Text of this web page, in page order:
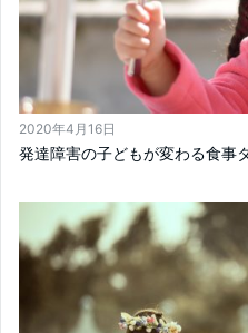
2020年4月16日
発達障害の子どもが変わる食事